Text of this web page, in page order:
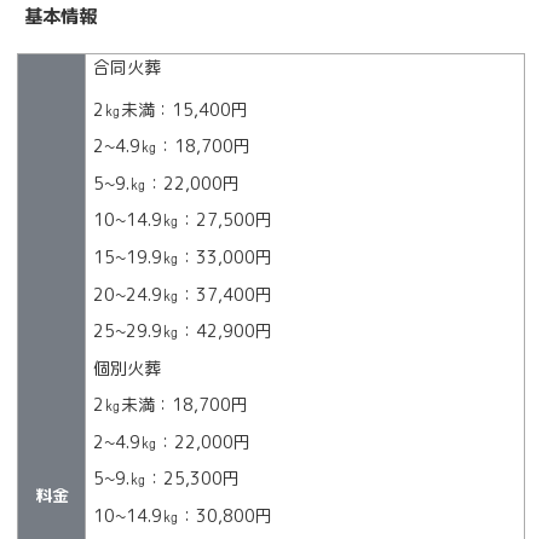
基本情報
料金
合同火葬
2㎏未満：15,400円
2~4.9㎏：18,700円
5~9.㎏：22,000円
10~14.9㎏：27,500円
15~19.9㎏：33,000円
20~24.9㎏：37,400円
25~29.9㎏：42,900円
個別火葬
2㎏未満：18,700円
2~4.9㎏：22,000円
5~9.㎏：25,300円
10~14.9㎏：30,800円